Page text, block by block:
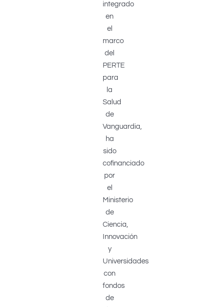
integrado
en
el
marco
del
PERTE
para
la
Salud
de
Vanguardia,
ha
sido
cofinanciado
por
el
Ministerio
de
Ciencia,
Innovación
y
Universidades
con
fondos
de